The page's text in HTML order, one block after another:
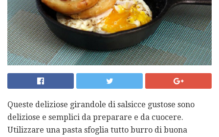
Queste deliziose girandole di salsicce gustose sono
deliziose e semplici da preparare e da cuocere.
Utilizzare una pasta sfoglia tutto burro di buona